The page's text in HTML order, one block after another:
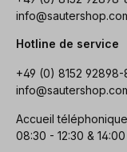
Hotline de service
+49 (0) 8152 92898-
Accueil
08:30 - 12:30 & 14:00